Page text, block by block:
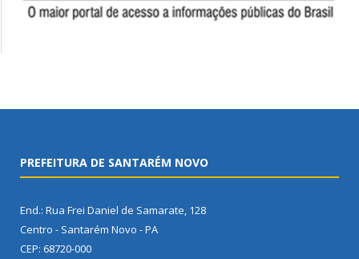
PREFEITURA DE SANTARÉM NOVO
End.: Rua Frei Daniel de Samarate, 128
Centro - Santarém Novo - PA
CEP: 68720-000